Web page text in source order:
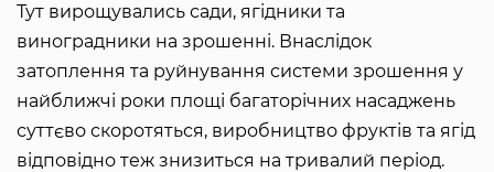
Тут вирощувались сади, ягідники та
виноградники на зрошенні. Внаслідок
затоплення та руйнування системи зрошення у
найближчі роки площі багаторічних насаджень
суттєво скоротяться, виробництво фруктів та ягід
відповідно теж знизиться на тривалий період.